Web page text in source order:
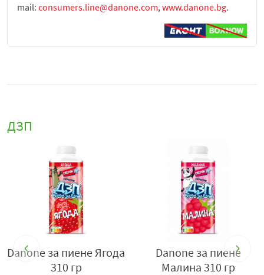
mail: consumers.line@danone.com,www.danone.bg.
ДЗП
Danone за пиене Ягода
310 гр
Danone за пиене
Малина 310 гр